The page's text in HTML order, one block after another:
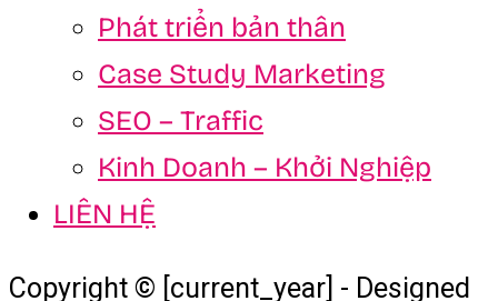
Phát triển bản thân
Case Study Marketing
SEO – Traffic
Kinh Doanh – Khởi Nghiệp
LIÊN HỆ
Copyright © [current_year] - Designed